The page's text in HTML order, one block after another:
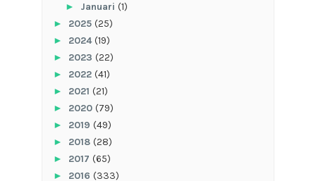
► Januari (1)
► 2025 (25)
► 2024(19)
► 2023 (22)
► 2022 (41)
► 2021 (21)
► 2020 (79)
► 2019 (49)
► 2018 (28)
► 2017 (65)
► 2016 (333)